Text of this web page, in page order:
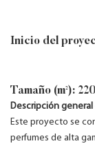
Inicio del
Tamaño (m²): 220
Descripción
Este proyecto se
perfumes de alta